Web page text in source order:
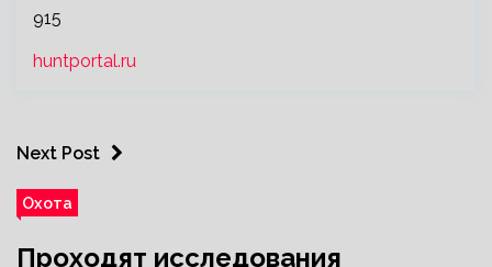
915
huntportal.ru
Next Post
Охота
Проходят исследования